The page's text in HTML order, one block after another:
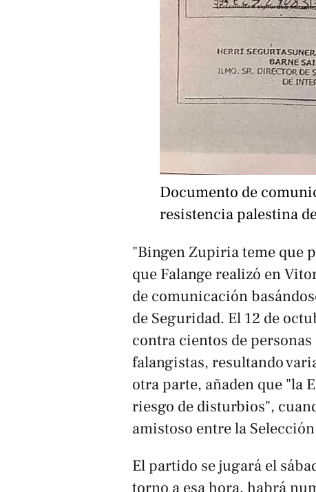
Documento de
resistencia palestina
"Bingen Zupiria teme que
que Falange realizó en
de comunicación
de Seguridad. El 12 de
contra cientos de
falangistas, resultando
otra parte, añaden que "la
riesgo de disturbios",
amistoso entre la
El partido se jugará el
torno a esa hora, habrá